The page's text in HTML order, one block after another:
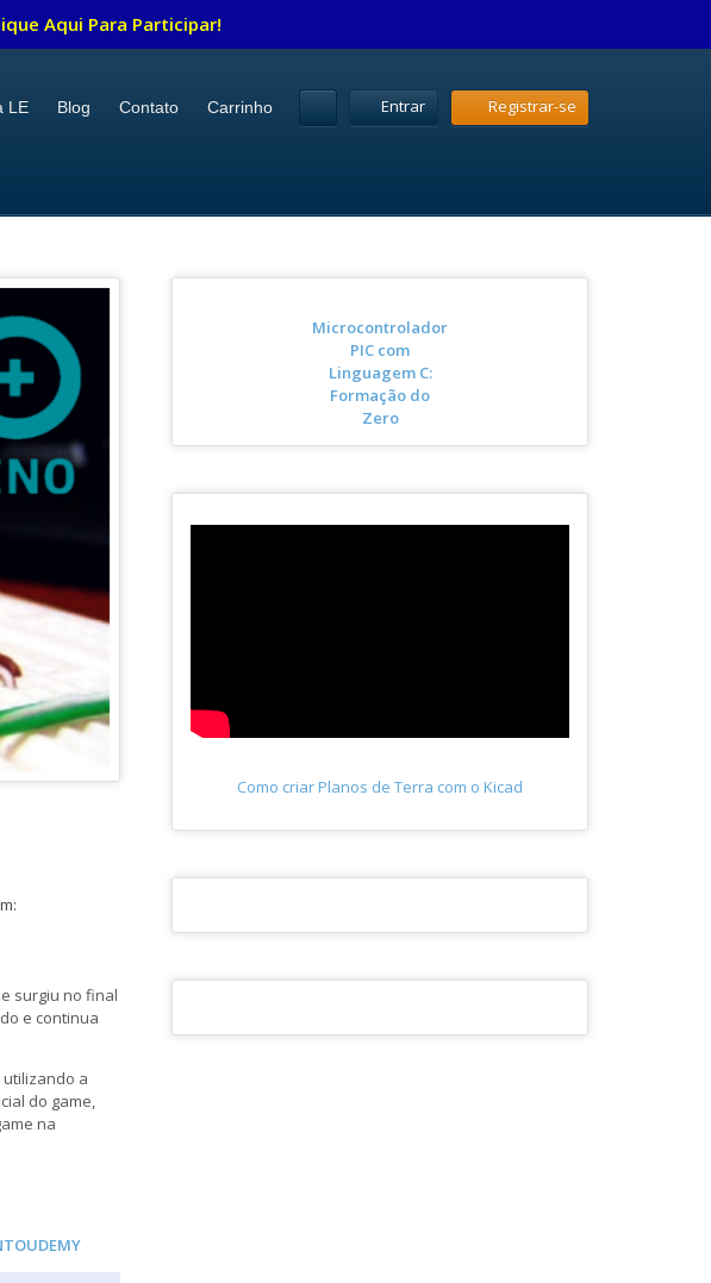
Entrar Registrar-se
LE Blog Contato Carrinho
surgiu no final
e continua
a
do game,
na
Microcontrolador
PIC com
Linguagem C:
Formação do
Zero
Como criar Planos de Terra com o Kicad
Aqui Para Participar!